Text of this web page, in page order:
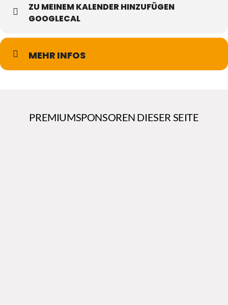
ZU MEINEM KALENDER HINZUFÜGEN
GOOGLECAL
MEHR INFOS
PREMIUMSPONSOREN DIESER SEITE